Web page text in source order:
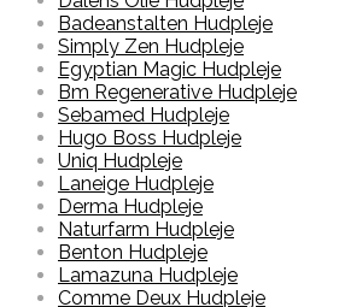
Badeanstalten Hudpleje
Simply Zen Hudpleje
Egyptian Magic Hudpleje
Bm Regenerative Hudpleje
Sebamed Hudpleje
Hugo Boss Hudpleje
Uniq Hudpleje
Laneige Hudpleje
Derma Hudpleje
Naturfarm Hudpleje
Benton Hudpleje
Lamazuna Hudpleje
Comme Deux Hudpleje